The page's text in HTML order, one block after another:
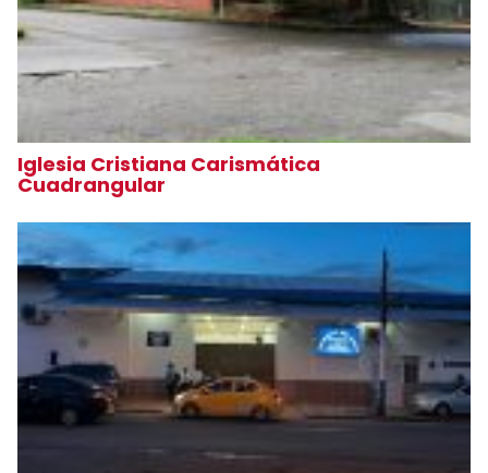
Iglesia Cristiana Carismática
Cuadrangular